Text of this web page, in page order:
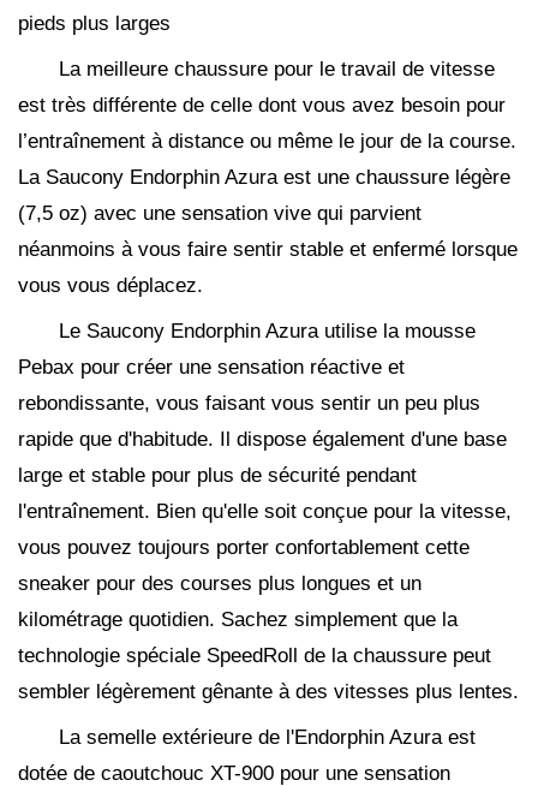
pieds plus larges
La meilleure chaussure pour le travail de vitesse
est très différente de celle dont vous avez besoin pour
l’entraînement à distance ou même le jour de la course.
La Saucony Endorphin Azura est une chaussure légère
(7,5 oz) avec une sensation vive qui parvient
néanmoins à vous faire sentir stable et enfermé lorsque
vous vous déplacez.
Le Saucony Endorphin Azura utilise la mousse
Pebax pour créer une sensation réactive et
rebondissante, vous faisant vous sentir un peu plus
rapide que d'habitude. Il dispose également d'une base
large et stable pour plus de sécurité pendant
l'entraînement. Bien qu'elle soit conçue pour la vitesse,
vous pouvez toujours porter confortablement cette
sneaker pour des courses plus longues et un
kilométrage quotidien. Sachez simplement que la
technologie spéciale SpeedRoll de la chaussure peut
sembler légèrement gênante à des vitesses plus lentes.
La semelle extérieure de l'Endorphin Azura est
dotée de caoutchouc XT-900 pour une sensation